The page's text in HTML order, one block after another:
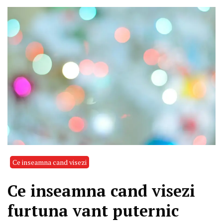
Ce inseamna cand visezi
Ce inseamna cand visezi
furtuna vant puternic